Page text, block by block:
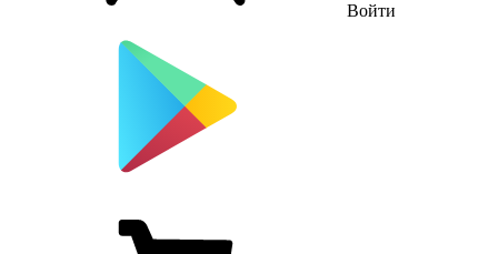
Войти